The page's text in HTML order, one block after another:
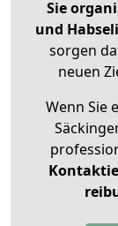
Sie
und
sorgen
neuen
Wenn Sie